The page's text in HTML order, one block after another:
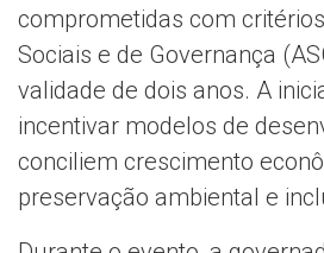
comprometidas com
Sociais e de Governança
validade de dois anos. A
incentivar modelos de
conciliem crescimento
preservação ambiental e